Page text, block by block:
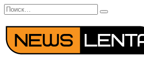
Перейти
к
содержанию
Search
for: